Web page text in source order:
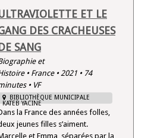
ET LE
DES CRACHEUSES
SANG
et
• France • 2021 • 74
• VF
BIBLIOTHÈQUE MUNICIPALE
KATEB YACINE
la France des années folles,
jeunes filles s’aiment.
et Emma, séparées par la